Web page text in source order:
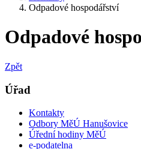
Odpadové hospodářství
Odpadové
Zpět
Úřad
Kontakty
Odbory MěÚ Hanušovice
Úřední hodiny MěÚ
e-podatelna